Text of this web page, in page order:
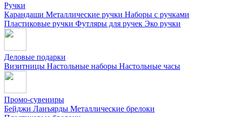
Ручки
Карандаши Металлические ручки Наборы с ручками
Пластиковые ручки Футляры для ручек Эко ручки
Деловые подарки
Визитницы Настольные наборы Настольные часы
Промо-сувениры
Бейджи Ланъярды Металлические брелоки